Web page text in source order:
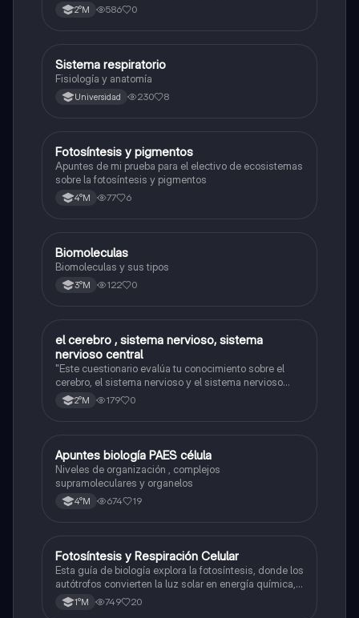
2°M 586 0
Biología
Sistema respiratorio
Fisiología y anatomía
Universidad 230 8
Biología
Fotosíntesis y pigmentos
Apuntes de mi prueba para el electivo de ecosistemas
sobre la fotosíntesis y pigmentos
4°M 77 6
Biología
Biomoleculas
Biomoleculas y sus tipos
3°M 122 0
Biología
el cerebro , sistema nervioso, sistema
nervioso central
"Este cuestionario evalúa tu conocimiento sobre el
cerebro, el sistema nervioso y el sistema nervioso
central."
2°M 179 0
Biología
Apuntes biología PAES célula
Niveles de organización , complejos
supramoleculares y organelos
4°M 674 19
Biología
Fotosíntesis y Respiración Celular
Esta guía de biología explora la fotosíntesis, donde los
autótrofos convierten la luz solar en energía química, y
la respiración celular, un proceso vital para el flujo de
energía en los ecosistemas.
1°M 749 20